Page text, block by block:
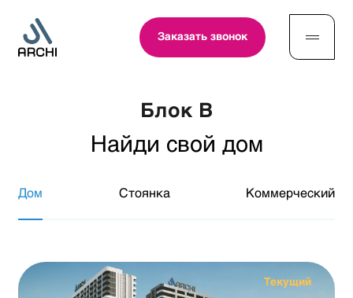
Заказать звонок
Блок B
Найди свой дом
Дом Стоянка Коммерческий
Текущий